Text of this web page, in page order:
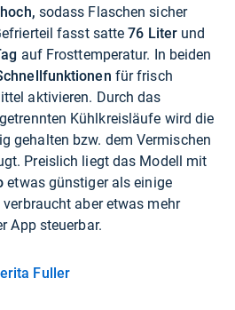
sodass Flaschen sicher
fasst satte 76 Liter und
auf Frosttemperatur. In beiden
für frisch
aktivieren. Durch das
Kühlkreisläufe wird die
gehalten bzw. dem Vermischen
Preislich liegt das Modell mit
etwas günstiger als einige
aber etwas mehr
App steuerbar.
Fuller